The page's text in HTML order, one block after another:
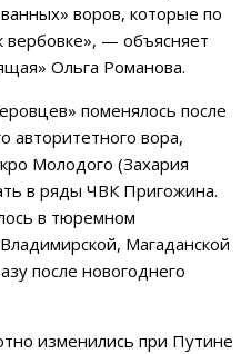
воров, которые по
вербовке», — объясняет
Ольга Романова.
поменялось после
авторитетного вора,
Молодого (Захария
в ряды ЧВК Пригожина.
в тюремном
Магаданской
после новогоднего
изменились при Путине